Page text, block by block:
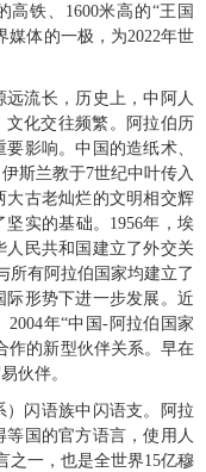
高铁、 1600米高的“王国
媒体的一极，为2022年世
流长，历史上，中阿人
化交往频繁。阿拉伯历
影响。中国的造纸术、
斯兰教于7世纪中叶传入
古老灿烂的文明相交辉
实的基础。 1956年，埃
人民共和国建立了外交关
所有阿拉伯国家均建立了
形势下进一步发展。近
2004年“中国- 阿拉伯国家
作的新型伙伴关系。早在
伙伴。
闪语族中闪语支。阿拉
国的官方语言，使用人
之一，也是全世界15亿穆